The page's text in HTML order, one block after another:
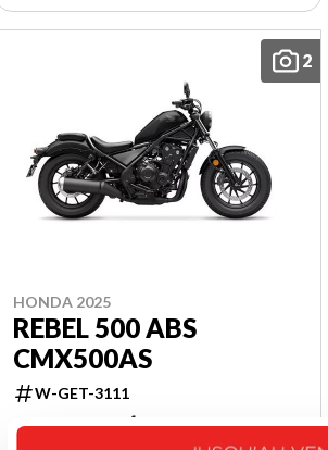
2
HONDA 2025
REBEL 500 ABS
CMX500AS
W-GET-3111
9 153 $